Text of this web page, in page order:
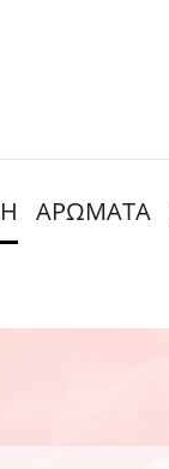
ΑΡΩΜΑΤΑ